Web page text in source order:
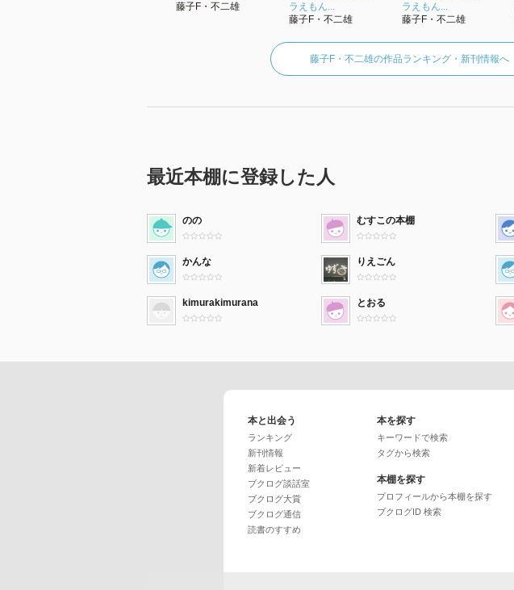
藤子F・不二雄
ラえもん...
藤子F・不二雄
ラえもん...
藤子F・不二雄
藤子F・不二雄の作品ランキング・新刊情報へ
最近本棚に登録した人
のの むすこの本棚
かんな りえごん
kimurakimurana とおる
本と出会う
ランキング
新刊情報
新着レビュー
ブクログ談話室
ブクログ大賞
ブクログ通信
読書のすすめ
本を探す
キーワードで検索
タグから検索
本棚を探す
プロフィールから本棚を探す
ブクログID 検索